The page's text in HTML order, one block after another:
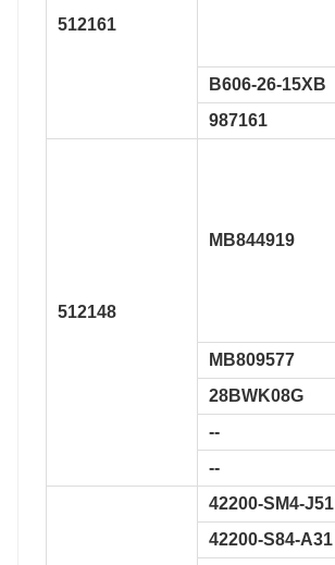
512161
B606-26-15XB
987161
512148
MB844919
MB809577
28BWK08G
--
--
42200-SM4-J51
42200-S84-A31